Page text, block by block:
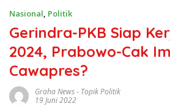
Nasional, Politik
Gerindra-PKB Siap
2024, Prabowo-Cak
Cawapres?
Graha News- Topik Politik
19 Juni 2022